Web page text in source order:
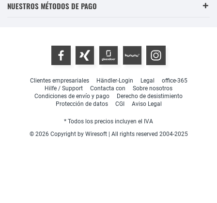
NUESTROS MÉTODOS DE PAGO
Clientes empresariales Händler-Login Legal
office-365
Hilfe / Support
Contacta con
Sobre nosotros
Condiciones de envío y pago
Derecho de desistimiento
Protección de datos
CGI Aviso Legal
* Todos los precios incluyen el IVA
© 2026 Copyright by Wiresoft | All rights reserved 2004-2025